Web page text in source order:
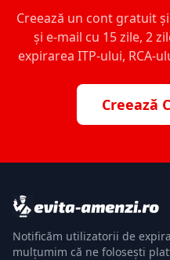
Creează un cont gratuit
și e-mail cu 15 zile, 2
expirarea ITP-ului, RCA-
Creează
Notificăm utilizatorii de
mulțumim că ne folosești